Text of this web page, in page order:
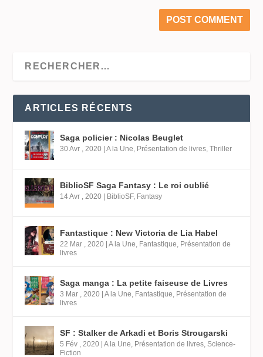
ARTICLES RÉCENTS
Saga policier : Nicolas Beuglet
30 Avr , 2020 |A la Une Présentation de livres ,Thriller
BiblioSF Saga Fantasy : Le roi oublié
14 Avr , 2020 | BiblioSF, Fantasy
Fantastique : New Victoria de Lia Habel
22 Mar , 2020 |A la Une Fantastique Présentation de
livres
Saga manga : La petite faiseuse de Livres
3 Mar , 2020 |A la Une Fantastique Présentation de
livres
SF : Stalker de Arkadi et Boris Strougarski
5 Fév , 2020 |A la Une Présentation de livres ,Science-
Fiction